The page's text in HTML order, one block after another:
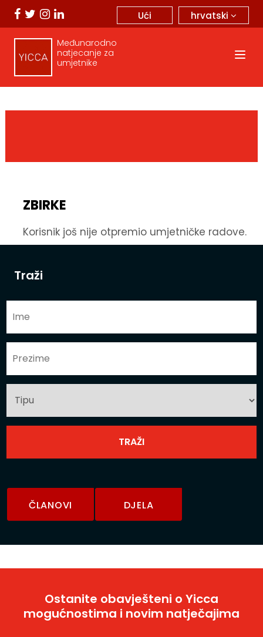
hrvatski
Ući
Međunarodno
natjecanje za
umjetnike
Traži
ČLANOVI DJELA
ZBIRKE
Korisnik još nije otpremio umjetničke radove.
Ostanite obavješteni o Yicca
mogućnostima i novim natječajima